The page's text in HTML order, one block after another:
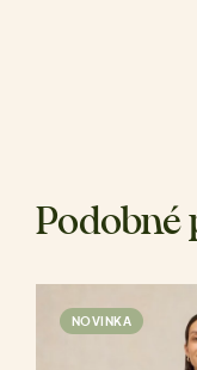
Podobné
NOVINKA